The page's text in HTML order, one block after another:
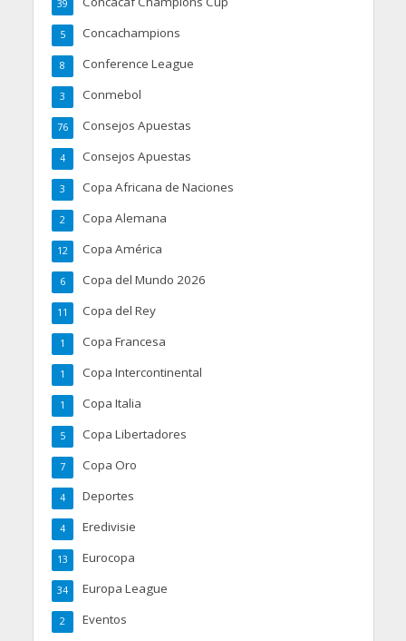
39
Concachampions
5
Conference League
8
Conmebol
3
Consejos Apuestas
76
Consejos Apuestas
4
Copa Africana de Naciones
3
Copa Alemana
2
Copa América
12
Copa del Mundo 2026
6
Copa del Rey
11
Copa Francesa
1
Copa Intercontinental
1
Copa Italia
1
Copa Libertadores
5
Copa Oro
7
Deportes
4
Eredivisie
4
Eurocopa
13
Europa League
34
Eventos
2